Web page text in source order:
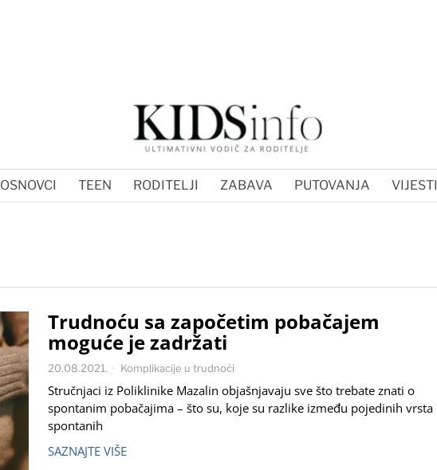
OSNOVCI TEEN RODITELJI ZABAVA PUTOVANJA VIJESTI
Trudnoću sa započetim pobačajem
moguće je zadržati
20.08.2021. Komplikacije u trudnoći
Stručnjaci iz Poliklinike Mazalin objašnjavaju sve što trebate znati o
spontanim pobačajima – što su, koje su razlike između pojedinih vrsta
spontanih
SAZNAJTE VIŠE